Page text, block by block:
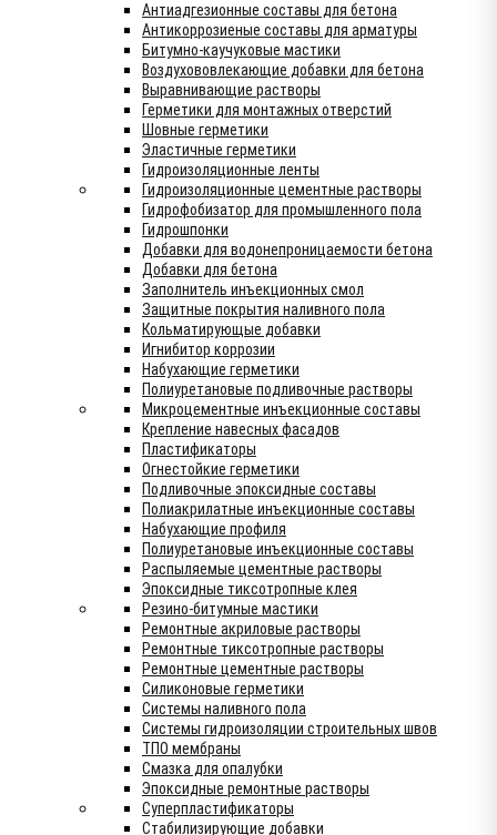
Антиадгезионные составы для бетона
Антикоррозиеные составы для арматуры
Битумно-каучуковые мастики
Воздухововлекающие добавки для бетона
Выравнивающие растворы
Герметики для монтажных отверстий
Шовные герметики
Эластичные герметики
Гидроизоляционные ленты
Гидроизоляционные цементные растворы
Гидрофобизатор для промышленного пола
Гидрошпонки
Добавки для водонепроницаемости бетона
Добавки для бетона
Заполнитель инъекционных смол
Защитные покрытия наливного пола
Кольматирующые добавки
Игнибитор коррозии
Набухающие герметики
Полиуретановые подливочные растворы
Микроцементные инъекционные составы
Крепление навесных фасадов
Пластификаторы
Огнестойкие герметики
Подливочные эпоксидные составы
Полиакрилатные инъекционные составы
Набухающие профиля
Полиуретановые инъекционные составы
Распыляемые цементные растворы
Эпоксидные тиксотропные клея
Резино-битумные мастики
Ремонтные акриловые растворы
Ремонтные тиксотропные растворы
Ремонтные цементные растворы
Силиконовые герметики
Системы наливного пола
Системы гидроизоляции строительных швов
ТПО мембраны
Смазка для опалубки
Эпоксидные ремонтные растворы
Суперпластификаторы
Стабилизирующие добавки